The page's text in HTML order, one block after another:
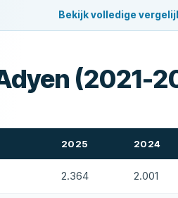
Bekijk volledige
(2021-
2025 2024
2.364 2.001